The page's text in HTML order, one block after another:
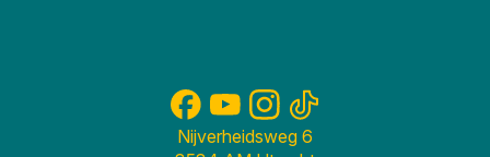
Nijverheidsweg 6